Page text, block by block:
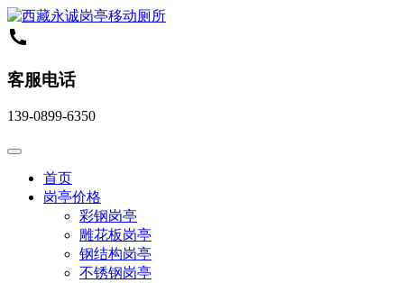
客服电话
139-0899-6350
首页
岗亭价格
彩钢岗亭
雕花板岗亭
钢结构岗亭
不锈钢岗亭